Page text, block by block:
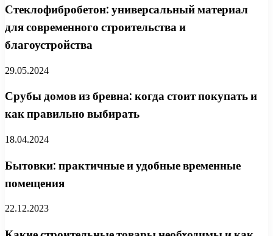
Стеклофибробетон: универсальный материал
для современного строительства и
благоустройства
29.05.2024
Срубы домов из бревна: когда стоит покупать и
как правильно выбирать
18.04.2024
Бытовки: практичные и удобные временные
помещения
22.12.2023